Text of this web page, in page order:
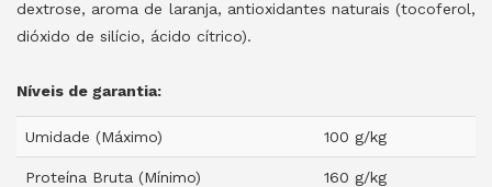
dextrose, aroma de laranja, antioxidantes naturais (tocoferol,
dióxido de silício, ácido cítrico).
Níveis de garantia:
Umidade (Máximo) 100 g/kg
Proteína Bruta (Mínimo) 160 g/kg